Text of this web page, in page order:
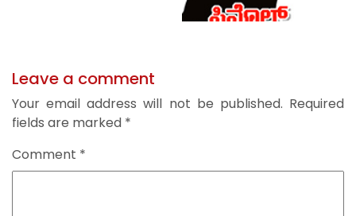
Leave a comment
Your email address will not be published. Required
fields are marked *
Comment *